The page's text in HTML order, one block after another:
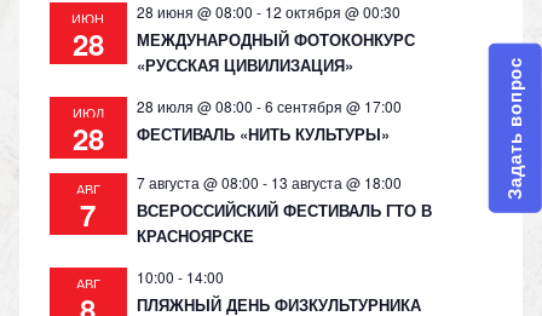
ИЮН
28
28 июня @ 08:00 - 12 октября @ 00:30
МЕЖДУНАРОДНЫЙ ФОТОКОНКУРС
«РУССКАЯ ЦИВИЛИЗАЦИЯ»
ИЮЛ
28
28 июля @ 08:00 -6 сентября @ 17:00
ФЕСТИВАЛЬ «НИТЬ КУЛЬТУРЫ»
АВГ
7
7 августа @ 08:00 - 13 августа @ 18:00
ВСЕРОССИЙСКИЙ ФЕСТИВАЛЬ ГТО В
КРАСНОЯРСКЕ
АВГ 10:00 - 14:00
ПЛЯЖНЫЙ ДЕНЬ ФИЗКУЛЬТУРНИКА
Задать вопрос